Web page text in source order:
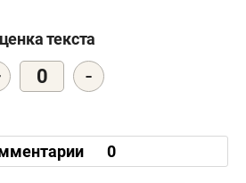
текста
0 -
0